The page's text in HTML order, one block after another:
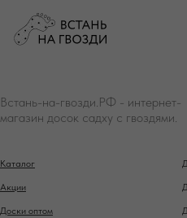
Встань-на-гвозди.РФ - интернет-
магазин досок садху с гвоздями.
Каталог
Акции
Доски оптом